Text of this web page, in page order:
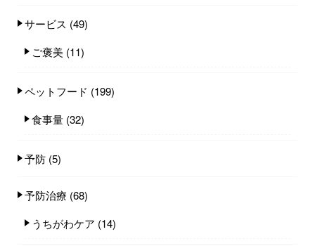
サービス (49)
ご褒美 (11)
ペットフード (199)
食事量 (32)
予防 (5)
予防治療 (68)
うちがわケア (14)